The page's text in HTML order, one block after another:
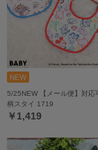
5/25NEW 【メール便】対応
柄スタイ 1719
￥1,419